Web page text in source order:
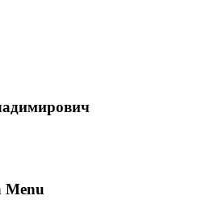
Menu